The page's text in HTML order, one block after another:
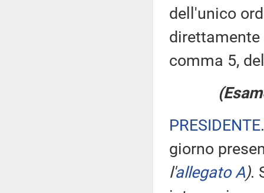
dell'unico
comma 5,
PRESIDENTE
giorno
l'allegato A).